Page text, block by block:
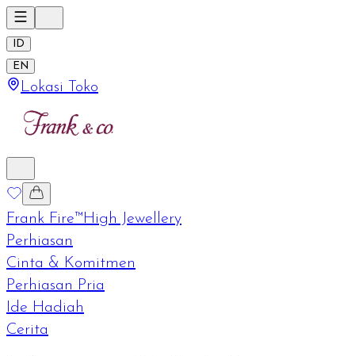
ID
EN
Lokasi Toko
Frank Fire™High Jewellery
Perhiasan
Cinta & Komitmen
Perhiasan Pria
Ide Hadiah
Cerita